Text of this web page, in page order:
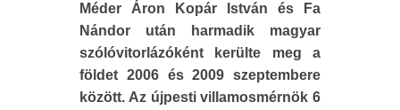
Méder Áron Kopár István és Fa
Nándor után harmadik magyar
szólóvitorlázóként kerülte meg a
földet 2006 és 2009 szeptembere
között. Az újpesti villamosmérnök 6